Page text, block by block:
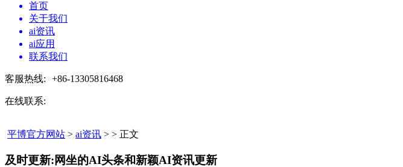
首页
关于我们
ai资讯
ai应用
联系我们
客服热线: +86-13305816468
在线联系:
平博官方网站 > ai资讯 > > 正文
及时更新:网坐的AI头条和新颖AI资讯更新​